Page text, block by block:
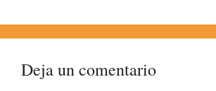
Deja un comentario